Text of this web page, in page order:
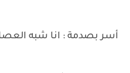
أسر بصدمة : انا شبه